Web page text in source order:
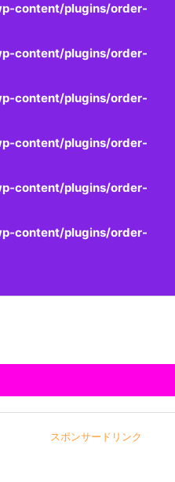
content/plugins/order-
content/plugins/order-
content/plugins/order-
content/plugins/order-
content/plugins/order-
content/plugins/order-
スポンサードリンク